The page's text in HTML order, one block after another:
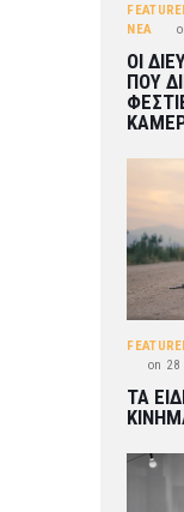
ΝΕΑ
ΟΙ
ΠΟΥ
on 28
ΤΑ